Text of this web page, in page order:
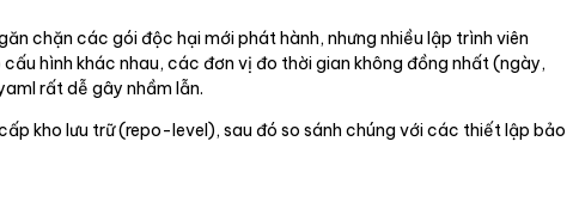
chặn các gói độc hại mới phát hành, nhưng nhiều lập trình viên
hình khác nhau, các đơn vị đo thời gian không đồng nhất (ngày,
rất dễ gây nhầm lẫn.
kho lưu trữ (repo-level), sau đó so sánh chúng với các thiết lập bảo